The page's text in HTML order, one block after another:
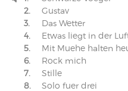
2.
Gustav
3.
Das Wetter
4.
Etwas liegt in der
5.
Mit Muehe halten
6.
Rock mich
7.
Stille
8.
Solo fuer drei